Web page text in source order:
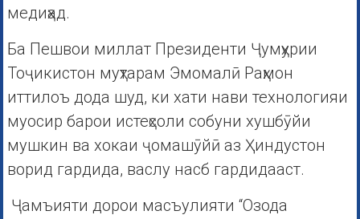
медиҳад.
Ба Пешвои миллат Президенти Ҷумҳурии
Тоҷикистон муҳтарам Эмомалӣ Раҳмон
иттилоъ дода шуд, ки хати нави технологияи
муосир барои истеҳсоли собуни хушбӯйи
мушкин ва хокаи ҷомашӯйӣ аз Ҳиндустон
ворид гардида, васлу насб гардидааст.
Ҷамъияти дорои масъулияти “Озода